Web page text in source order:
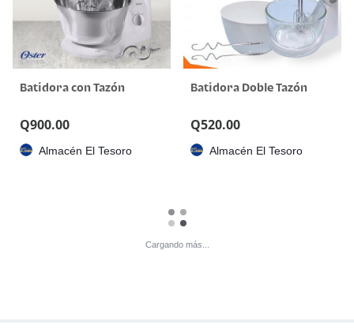
Batidora con Tazón
Q900.00
Almacén El Tesoro
Batidora Doble Tazón
Q520.00
Almacén El Tesoro
Cargando más...